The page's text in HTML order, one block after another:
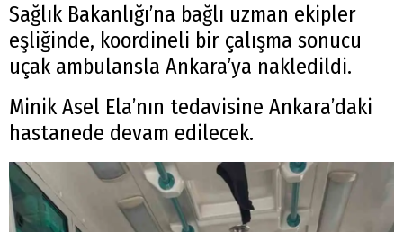
Sağlık Bakanlığı’na bağlı uzman ekipler
eşliğinde, koordineli bir çalışma sonucu
uçak ambulansla Ankara’ya nakledildi.
Minik Asel Ela’nın tedavisine Ankara’daki
hastanede devam edilecek.